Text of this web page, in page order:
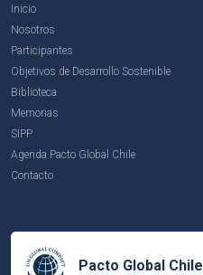
Inicio
Nosotros
Participantes
Objetivos de Desarrollo Sostenible
Biblioteca
Memorias
SIPP
Agenda Pacto Global Chile
Contacto
Pacto Global Chile